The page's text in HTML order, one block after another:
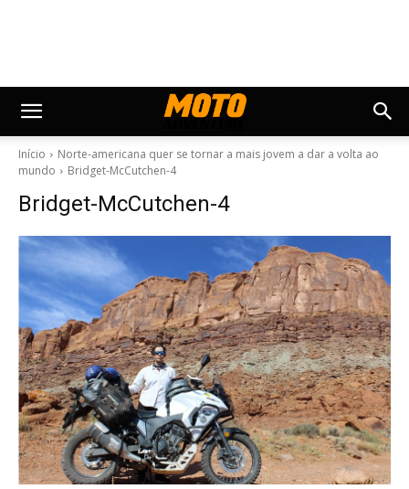
Início
Norte-americana quer se tornar a mais jovem a dar a volta ao
mundo
Bridget-McCutchen-4
Bridget-McCutchen-4